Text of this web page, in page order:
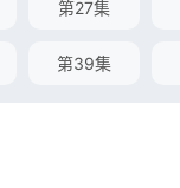
第27集
第39集